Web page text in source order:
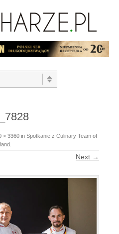
× 3360in Spotkanie z Culinary Team of
Next →